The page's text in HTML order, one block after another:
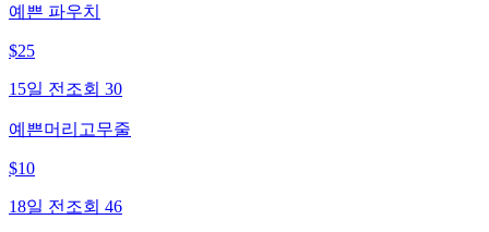
예쁜 파우치
$25
15일 전 조회 30
예쁜머리고무줄
$10
18일 전 조회 46